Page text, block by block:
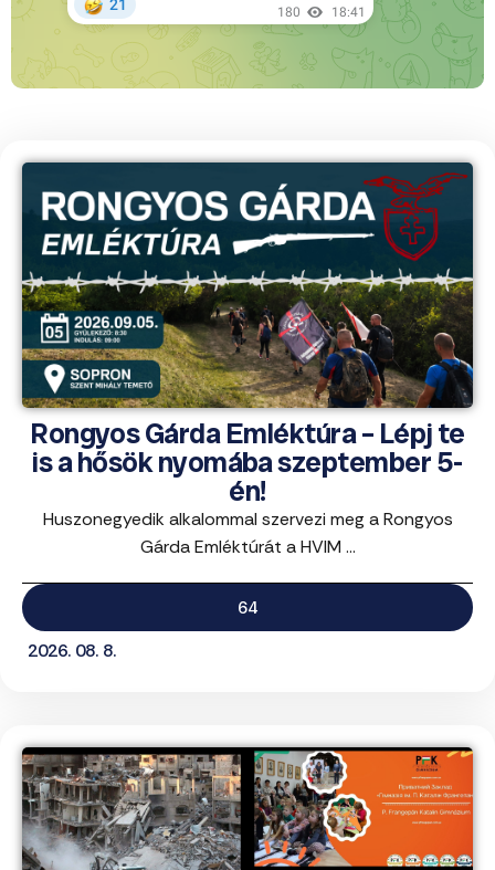
Rongyos Gárda Emléktúra – Lépj te
is a hősök nyomába szeptember 5-
én!
Huszonegyedik alkalommal szervezi meg a Rongyos
Gárda Emléktúrát a HVIM ...
64
2026. 08. 8.